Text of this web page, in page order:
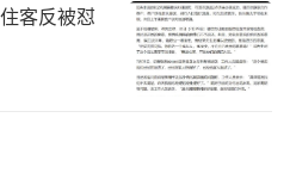
客反被怼